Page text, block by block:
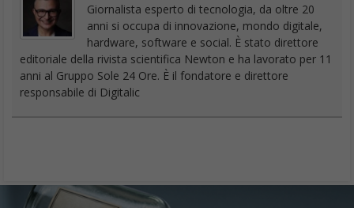
Giornalista esperto di tecnologia, da oltre 20
anni si occupa di innovazione, mondo digitale,
hardware, software e social. È stato direttore
editoriale della rivista scientifica Newton e ha lavorato per 11
anni al Gruppo Sole 24 Ore. È il fondatore e direttore
responsabile di Digitalic